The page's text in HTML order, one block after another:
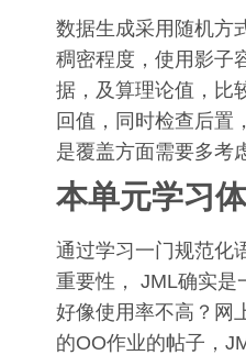
数据生成采用随机方
稠密程度，使用影子
据，及算理论值，比
回值，同时检查后置
是覆盖方面需要多考
本单元学习体
通过学习一门规范化
重要性， JML确实是
好像使用率不高？网
的OO作业的帖子，